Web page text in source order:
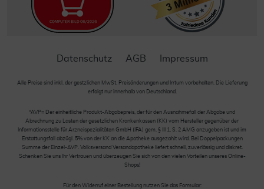
Datenschutz AGB Impressum
Alle Preise sind inkl. der gestzlichen MwSt. Preisänderungen und Irrtum vorbehalten. Die Lieferung
erfolgt nur innerhalb von Deutschland.
*AVP= Der einheitliche Produkt-Abgabepreis, der für den Ausnahmefall der Abgabe und
Abrechnung zu Lasten der gesetzlichen Krankenkassen (KK) vom Hersteller gegenüber der
Informationsstelle für Arzneispezialitäten GmbH (IFA) gem. § III 1, S. 2 AMG anzugeben ist und im
Erstattungsfall abzügl. 5% von der KK an die Apotheke ausgezahlt wird. Bei Doppelpackungen
Summe der Einzel-AVP. Volksversand Versandapotheke liefert schnell, zuverlässig und diskret.
Schenken Sie uns Ihr Vertrauen und überzeugen Sie sich von den vielen Vorteilen unseres Online-
Shops!
Für den Widerruf einer Bestellung nutzen Sie das Formular: